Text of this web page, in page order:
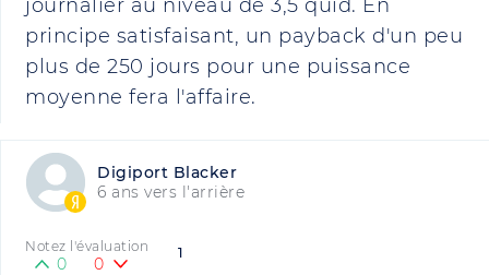
journalier au niveau de 3,5 quid. En
principe satisfaisant, un payback d'un peu
plus de 250 jours pour une puissance
moyenne fera l'affaire.
Digiport Blacker
6 ans vers l'arrière
1
Notez l'évaluation
0 0